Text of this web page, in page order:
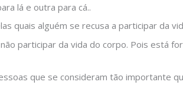
lá e outra para cá..
quais alguém se recusa a participar da
participar da vida do corpo. Pois está
que se consideram tão importante